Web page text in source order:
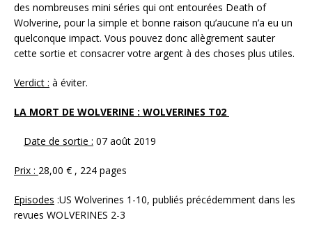
des nombreuses mini séries qui ont entourées Death of
Wolverine, pour la simple et bonne raison qu’aucune n’a eu un
quelconque impact. Vous pouvez donc allègrement sauter
cette sortie et consacrer votre argent à des choses plus utiles.
Verdict : à éviter.
LA MORT DE WOLVERINE : WOLVERINES T02
Date de sortie : 07 août 2019
Prix : 28,00 € , 224 pages
Episodes :US Wolverines 1-10, publiés précédemment dans les
revues WOLVERINES 2-3